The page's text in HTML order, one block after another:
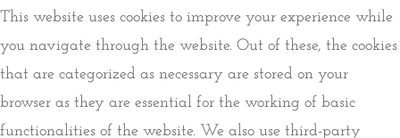
This website uses cookies to improve your experience while
you navigate through the website. Out of these, the cookies
that are categorized as necessary are stored on your
browser as they are essential for the working of basic
functionalities of the website. We also use third-party